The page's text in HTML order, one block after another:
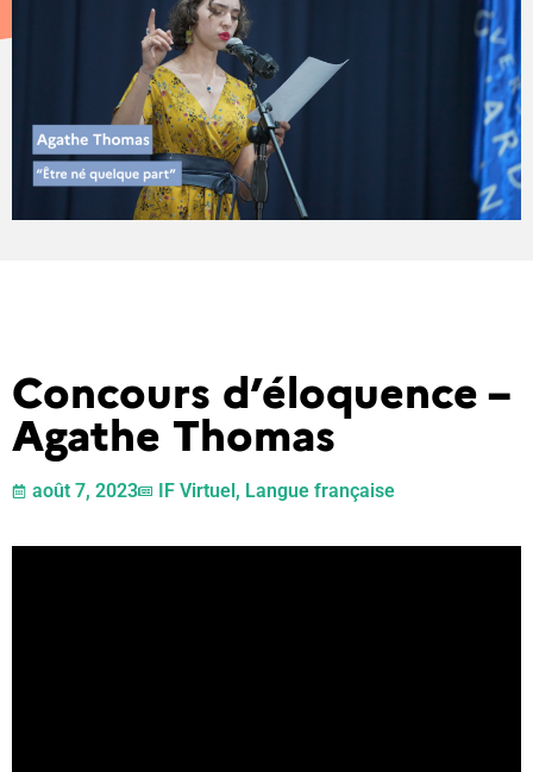
Concours d’éloquence –
Agathe Thomas
août 7, 2023 IF Virtuel, Langue française